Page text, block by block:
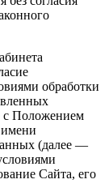
обработки
с Положением
(далее —
Сайта, его